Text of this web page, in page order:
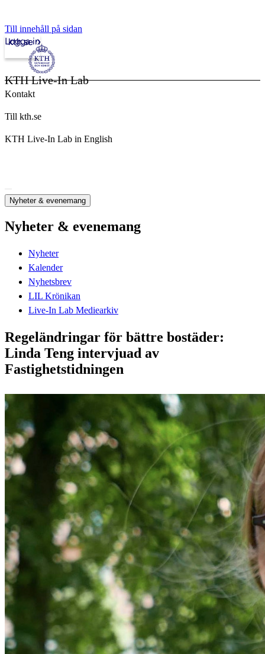
Till innehåll på sidan
kth.se
Logga in
KTH Live-In Lab
Kontakt
Till kth.se
KTH Live-In Lab in English
Nyheter & evenemang
Nyheter & evenemang
Nyheter
Kalender
Nyhetsbrev
LIL Krönikan
Live-In Lab Mediearkiv
Regeländringar för bättre bostäder:
Linda Teng intervjuad av
Fastighetstidningen